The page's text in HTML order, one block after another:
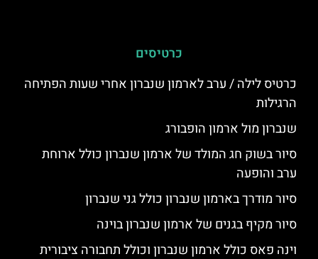
כרטיסים
כרטיס לילה / ערב לארמון שנברון אחרי שעות הפתיחה
הרגילות
שנברון מול ארמון הופבורג
סיור בשוק חג המולד של ארמון שנברון כולל ארוחת
ערב והופעה
סיור מודרך בארמון שנברון כולל גני שנברון
סיור מקיף בגנים של ארמון שנברון בוינה
וינה פאס כולל ארמון שנברון וכולל תחבורה ציבורית